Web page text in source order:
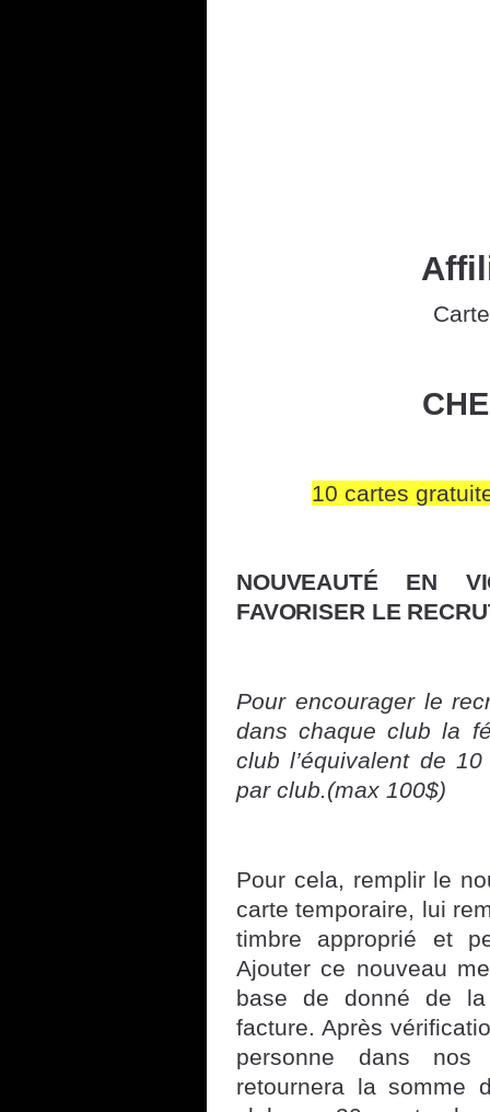
10 cartes
NOUVEAUTÉ EN
FAVORISER LE
Pour encourager le
dans chaque club la
club l’équivalent de
par club.(max 100$)
Pour cela, remplir le
carte temporaire, lui
timbre approprié et
Ajouter ce nouveau
base de donné de
facture. Après
personne dans nos
retournera la somme